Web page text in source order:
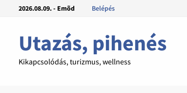
2026.08.09. - Emõd Belépés
Utazás, pihenés
Kikapcsolódás, turizmus, wellness